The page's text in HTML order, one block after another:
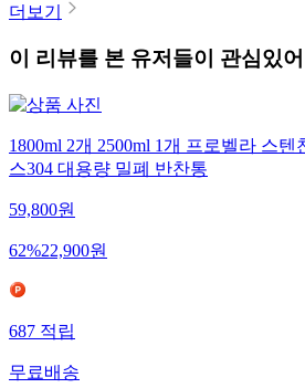
더보기
이 리뷰를 본 유저들이 관심있
1800ml 2개 2500ml 1개 프로벨라 스텐
스304 대용량 밀폐 반찬통
59,800원
62%22,900원
687 적립
무료배송